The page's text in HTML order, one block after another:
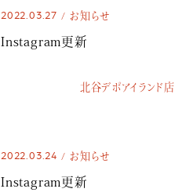
2022.03.27 お知らせ
Instagram更新
北谷デポアイランド店
2022.03.24 お知らせ
Instagram更新